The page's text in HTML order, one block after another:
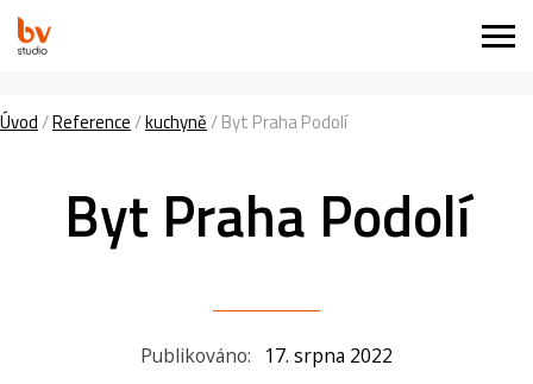
Úvod/Reference/kuchyně/Byt Praha Podolí
Byt Praha Podolí
Publikováno: 17. srpna 2022